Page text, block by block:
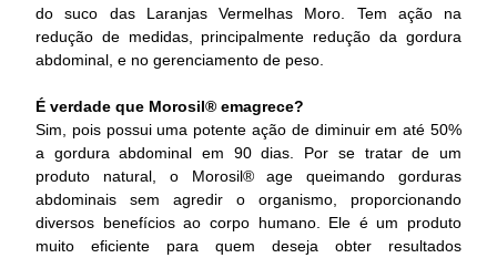
do suco das Laranjas Vermelhas Moro. Tem ação na
redução de medidas, principalmente redução da gordura
abdominal, e no gerenciamento de peso.
É verdade que Morosil® emagrece?
Sim, pois possui uma potente ação de diminuir em até 50%
a gordura abdominal em 90 dias. Por se tratar de um
produto natural, o Morosil® age queimando gorduras
abdominais sem agredir o organismo, proporcionando
diversos benefícios ao corpo humano. Ele é um produto
muito eficiente para quem deseja obter resultados